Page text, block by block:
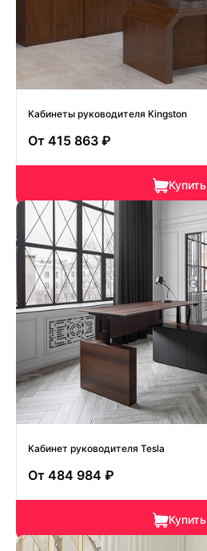
Кабинеты руководителя Kingston
От 415 863 ₽
Купить
Кабинет руководителя Tesla
От 484 984 ₽
Купить